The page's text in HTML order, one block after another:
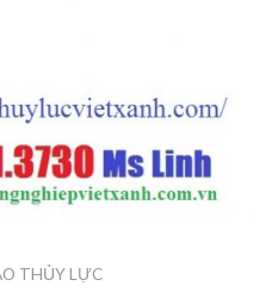
THỦY LỰC